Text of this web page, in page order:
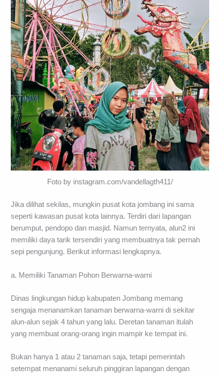
Foto by instagram.com/vandellagth411/
Jika dilihat sekilas, mungkin pusat kota jombang ini sama
seperti kawasan pusat kota lainnya. Terdiri dari lapangan
berumput, pendopo dan masjid. Namun ternyata, alun2 ini
memiliki daya tarik tersendiri yang membuatnya tak pernah
sepi pengunjung. Berikut informasi lengkapnya.
a. Memiliki Tanaman Pohon Berwarna-warni
Dinas lingkungan hidup kabupaten Jombang memang
sengaja menanamkan tanaman berwarna-warni di sekitar
alun-alun sejak 4 tahun yang lalu. Deretan tanaman itulah
yang membuat orang-orang ingin mampir ke tempat ini.
Bukan hanya 1 atau 2 tanaman saja, tetapi pemerintah
setempat menanami seluruh pinggiran lapangan dengan